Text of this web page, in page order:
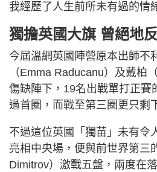
我經歷了人生前所未有過的情
獨擔英國大旗 曾絕地
今屆溫網英國陣營原本出師不
（Emma Raducanu）及戴柏
傷缺陣下，19名出戰單打正賽
過首圈，而戰至第三圈更只剩
不過這位英國「獨苗」未有令
亮相中央場，便與前世界第三
Dimitrov）激戰五盤，兩度在